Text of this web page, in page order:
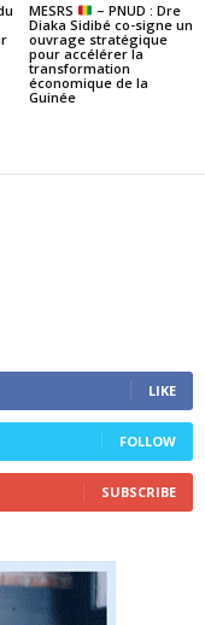
MESRS
– PNUD : Dre
Diaka Sidibé co-signe un
ouvrage stratégique
pour accélérer la
transformation
économique de la
Guinée
LIKE
FOLLOW
SUBSCRIBE